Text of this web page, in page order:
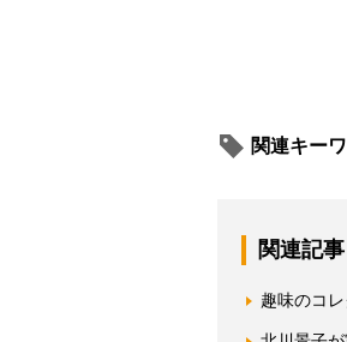
関連キー
関連記事
趣味のコ